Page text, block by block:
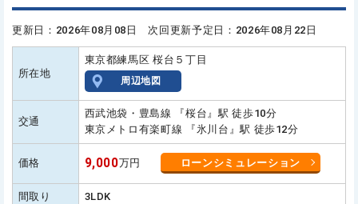
更新日：2026年08月08日 次回更新予定日：2026年08月22日
所在地
東京都練馬区 桜台５丁目
周辺地図
交通
西武池袋・豊島線 『桜台』駅 徒歩10分
東京メトロ有楽町線 『氷川台』駅 徒歩12分
価格 9,000万円 ローンシミュレーション
間取り 3LDK